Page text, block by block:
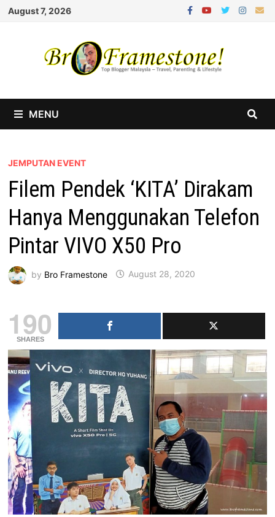
Skip
August 7, 2026
MENU
JEMPUTAN EVENT
Filem Pendek ‘KITA’ Dirakam
Hanya Menggunakan Telefon
Pintar VIVO X50 Pro
by Bro Framestone August 28, 2020
190
SHARES